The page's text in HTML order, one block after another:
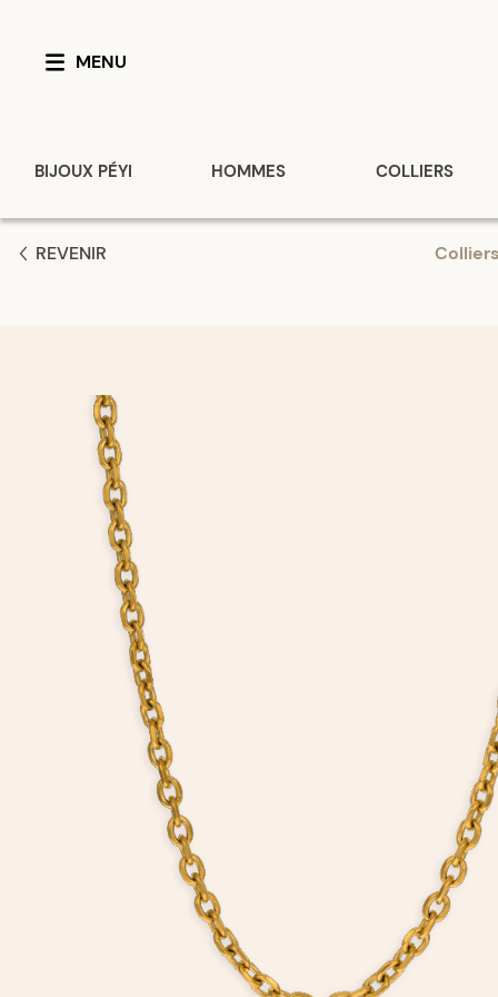
MENU
BIJOUX PÉYI HOMMES COLLIERS
Colliers
REVENIR